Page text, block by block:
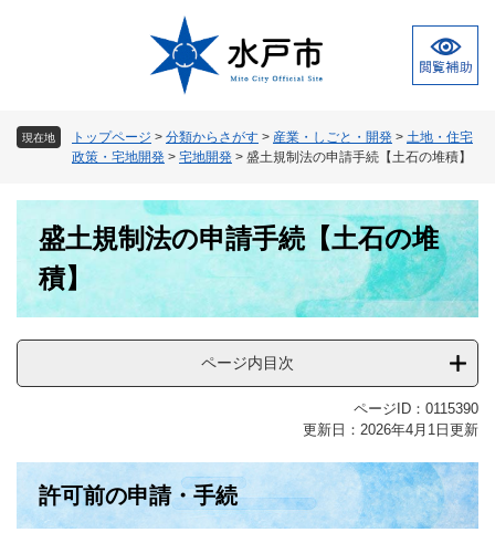
現在地 トップページ > 分類からさがす > 産業・しごと・開発 > 土地・住宅
政策・宅地開発 > 宅地開発 > 盛土規制法の申請手続【土石の堆積】
盛土規制法の申請手続【土石の堆
積】
ページ内目次
ページID：0115390
更新日：2026年4月1日更新
許可前の申請・手続